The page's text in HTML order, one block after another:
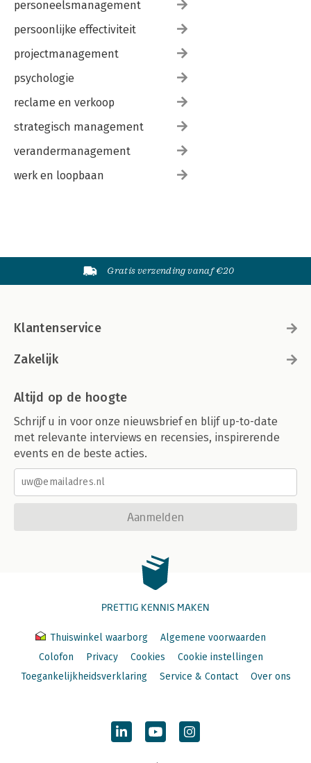
personeelsmanagement
persoonlijke effectiviteit
projectmanagement
psychologie
reclame en verkoop
strategisch management
verandermanagement
werk en loopbaan
Gratis verzending vanaf €20
Klantenservice
Zakelijk
Altijd op de hoogte
Schrijf u in voor onze nieuwsbrief en blijf up-to-date
met relevante interviews en recensies, inspirerende
events en de beste acties.
Aanmelden
PRETTIG KENNIS MAKEN
Thuiswinkel waarborg
Algemene voorwaarden
Colofon
Privacy Cookies
Cookie instellingen
Toegankelijkheidsverklaring
Service & Contact Over ons